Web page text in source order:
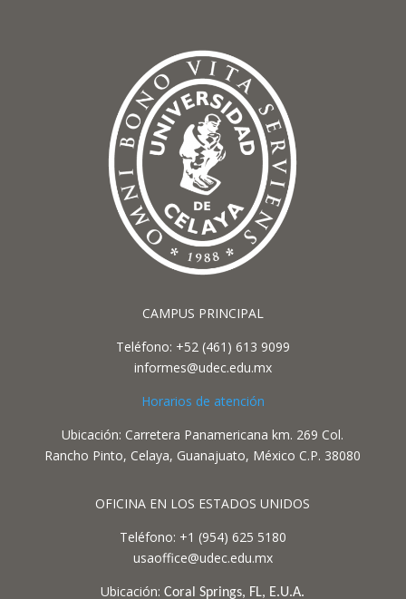
CAMPUS PRINCIPAL
Teléfono: +52 (461) 613 9099
informes@udec.edu.mx
Horarios de atención
Ubicación: Carretera Panamericana km. 269 Col.
Rancho Pinto, Celaya, Guanajuato, México C.P. 38080
OFICINA EN LOS ESTADOS UNIDOS
Teléfono: +1 (954) 625 5180
usaoffice@udec.edu.mx
Ubicación: Coral Springs, FL, E.U.A.